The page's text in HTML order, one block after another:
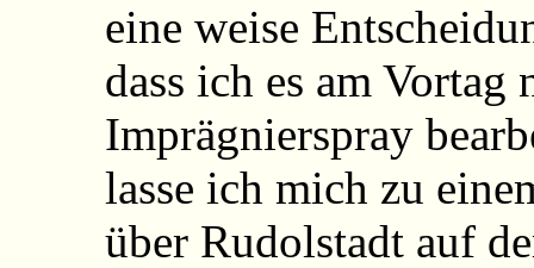
eine weise
dass ich es am Vortag
Imprägnierspray
lasse ich mich zu
über Rudolstadt auf